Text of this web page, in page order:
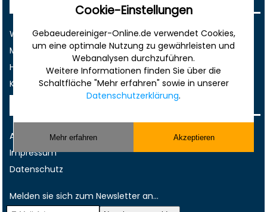
Werbung
Musterverträge und Vorlagen
Hilfe
Kontakt
AGB
Impressum
Datenschutz
Melden sie sich zum Newsletter an...
Cookie-Einstellungen
Gebaeudereiniger-Online.de verwendet Cookies,
um eine optimale Nutzung zu gewährleisten und
Webanalysen durchzuführen.
Weitere Informationen finden Sie über die
Schaltfläche "Mehr erfahren" sowie in unserer
Datenschutzerklärung.
Mehr erfahren Akzeptieren